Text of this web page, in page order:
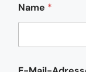
Name *